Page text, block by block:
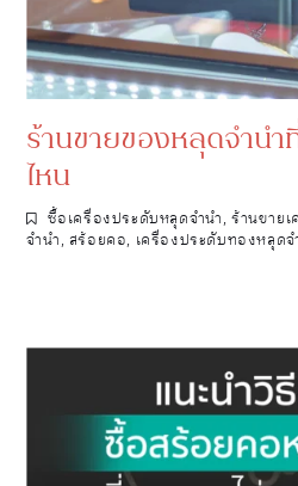
ร้านขายของหลุดจำน
ไหน
ซื้อเครื่องประดับหลุดจำนำ,ร้านขาย
จำนำ, สร้อยคอ, เครื่องประดับทองหลุดจ